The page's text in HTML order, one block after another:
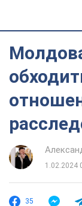
1.02.2024
35